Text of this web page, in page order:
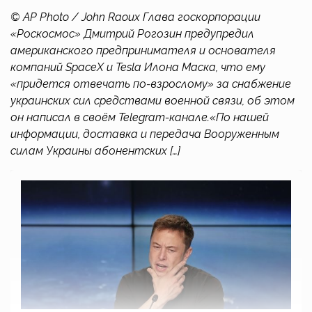
© AP Photo / John Raoux Глава госкорпорации
«Роскосмос» Дмитрий Рогозин предупредил
американского предпринимателя и основателя
компаний SpaceX и Tesla Илона Маска, что ему
«придется отвечать по-взрослому» за снабжение
украинских сил средствами военной связи, об этом
он написал в своём Telegram-канале.«По нашей
информации, доставка и передача Вооруженным
силам Украины абонентских […]